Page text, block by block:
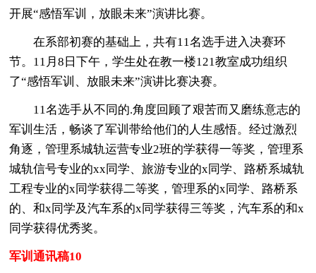
开展“感悟军训，放眼未来”演讲比赛。
在系部初赛的基础上，共有11名选手进入决赛环
节。11月8日下午，学生处在教一楼121教室成功组织
了“感悟军训、放眼未来”演讲比赛决赛。
11名选手从不同的.角度回顾了艰苦而又磨练意志的
军训生活，畅谈了军训带给他们的人生感悟。经过激烈
角逐，管理系城轨运营专业2班的学获得一等奖，管理系
城轨信号专业的xx同学、旅游专业的x同学、路桥系城轨
工程专业的x同学获得二等奖，管理系的x同学、路桥系
的、和x同学及汽车系的x同学获得三等奖，汽车系的和x
同学获得优秀奖。
军训通讯稿10